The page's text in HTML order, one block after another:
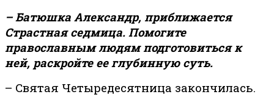
– Батюшка Александр, приближается
Страстная седмица. Помогите
православным людям подготовиться к
ней, раскройте ее глубинную суть.
– Святая Четыредесятница закончилась.